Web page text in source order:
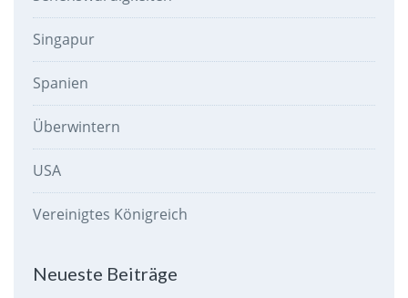
Singapur
Spanien
Überwintern
USA
Vereinigtes Königreich
Neueste Beiträge